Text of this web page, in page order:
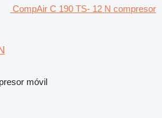
CompAir C 190 TS- 12 N compresor
móvil